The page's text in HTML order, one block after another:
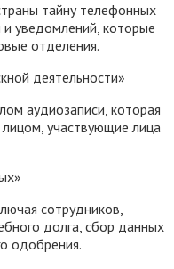
тайну телефонных
уведомлений, которые
отделения.
деятельности»
аудиозаписи, которая
участвующие лица
сотрудников,
долга, сбор данных
одобрения.